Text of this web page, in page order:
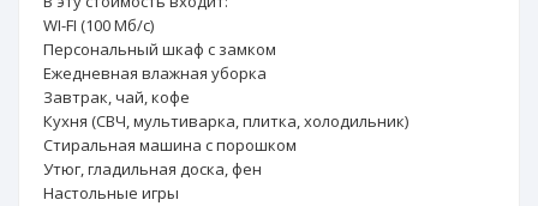
WI-FI (100 Мб/с)
Персональный шкаф с замком
Ежедневная влажная уборка
Завтрак, чай, кофе
Кухня (СВЧ, мультиварка, плитка, холодильник)
Стиральная машина с порошком
Утюг, гладильная доска, фен
Настольные игры